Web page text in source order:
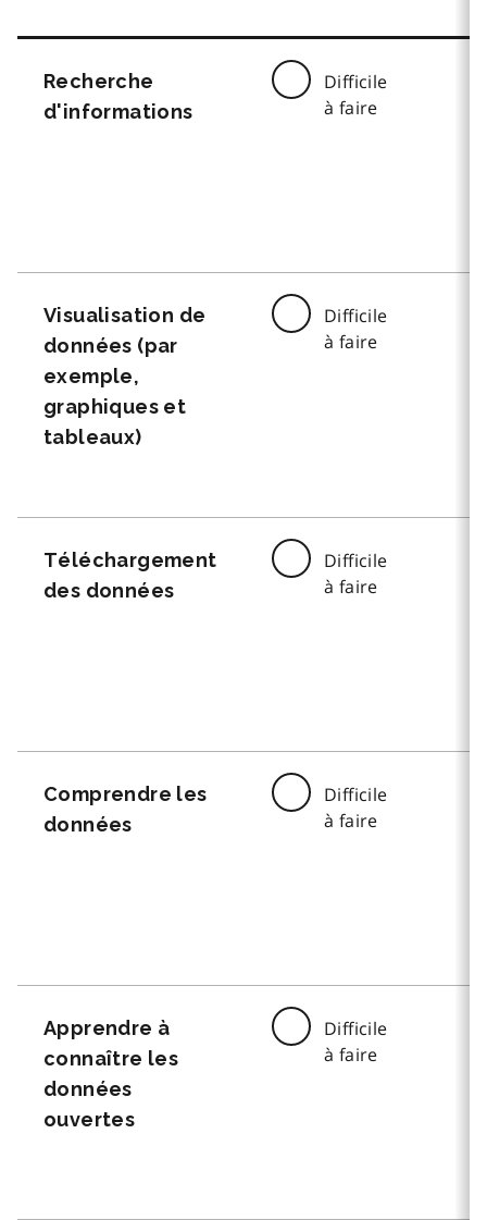
Recherche
d'informations
Difficile
à faire
Visualisation de
données (par
exemple,
graphiques et
tableaux)
Difficile
à faire
Téléchargement
des données
Difficile
à faire
Comprendre les
données
Difficile
à faire
Apprendre à
connaître les
données
ouvertes
Difficile
à faire